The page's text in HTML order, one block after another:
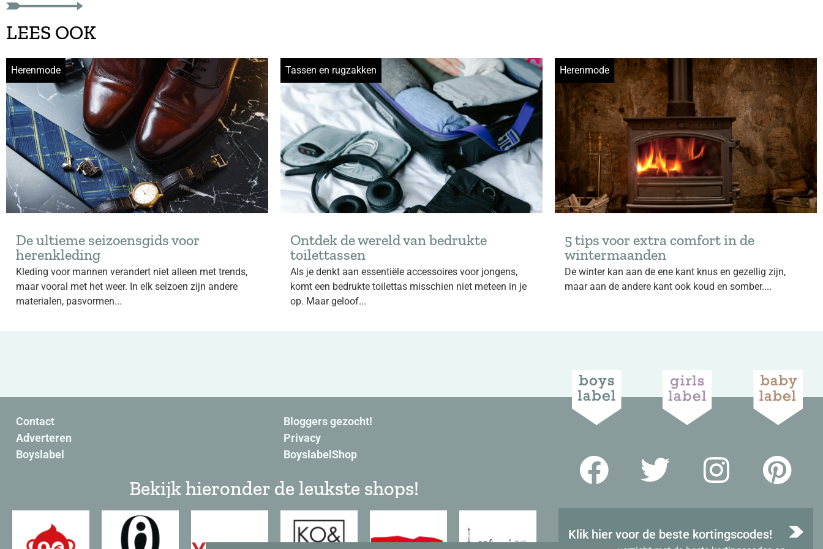
LEES OOK
Herenmode
De ultieme seizoensgids voor
herenkleding
Kleding voor mannen verandert niet alleen met trends,
maar vooral met het weer. In elk seizoen zijn andere
materialen, pasvormen...
Tassen en rugzakken
Ontdek de wereld van bedrukte
toilettassen
Als je denkt aan essentiële accessoires voor jongens,
komt een bedrukte toilettas misschien niet meteen in je
op. Maar geloof...
Herenmode
5 tips voor extra comfort in de
wintermaanden
De winter kan aan de ene kant knus en gezellig zijn,
maar aan de andere kant ook koud en somber....
Contact
Adverteren
Boyslabel
Bloggers gezocht!
Privacy
BoyslabelShop
Bekijk hieronder de leukste shops!
Klik hier voor de beste kortingscodes!